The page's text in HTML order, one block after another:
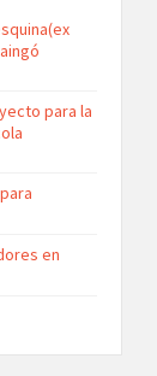
para la
en